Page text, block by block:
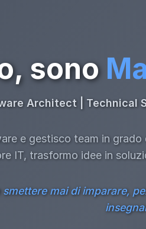
sono
Architect | Technical
e gestisco team in
IT, trasformo idee in
mai di imparare,